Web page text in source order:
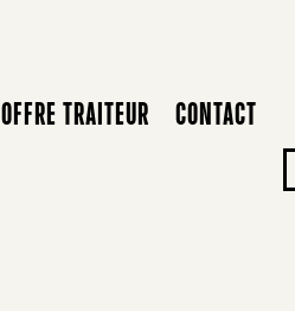
OFFRE TRAITEUR
CONTACT